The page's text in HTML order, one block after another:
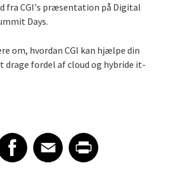
fra CGI's præsentation på Digital
Days.
om, hvordan CGI kan hjælpe din
drage fordel af cloud og hybride it-
article on Facebook
Facebook
Share article on Email
EmailShare article on Print